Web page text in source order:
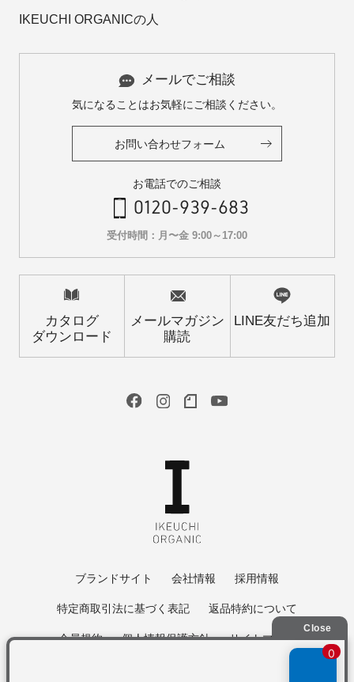
IKEUCHI ORGANICの人
メールでご相談
気になることはお気軽にご相談ください。
お問い合わせフォーム
お電話でのご相談
0120-939-683
受付時間：月〜金 9:00～17:00
カタログ
ダウンロード
メールマガジン
購読
LINE友だち追加
ブランドサイト 会社情報 採用情報
特定商取引法に基づく表記 返品特約について
会員規約 個人情報保護方針 サイトマップ